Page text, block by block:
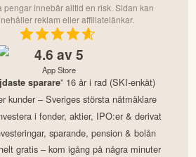
pengar innebär alltid en risk. Sidan kan
reklam eller affiliatelänkar.
4.6 av 5
App Store
sparare” 16 år i rad (SKI-enkät)
kunder – Sveriges största nätmäklare
i fonder, aktier, IPO:er & derivat
sparande, pension & bolån
gratis – kom igång på några minuter